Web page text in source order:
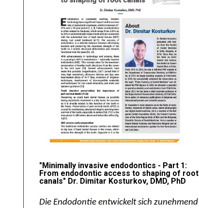
"Minimally invasive endodontics - Part 1:
From endodontic access to shaping of root
canals" Dr. Dimitar Kosturkov, DMD, PhD
Die Endodontie entwickelt sich zunehmend